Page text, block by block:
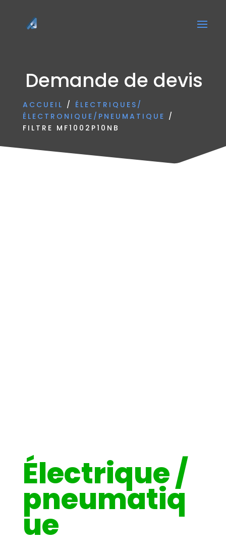
Demande de devis
ACCUEIL / ÉLECTRIQUES/
ÉLECTRONIQUE/PNEUMATIQUE /
FILTRE MF1002P10NB
Électrique /
pneumatiq
ue